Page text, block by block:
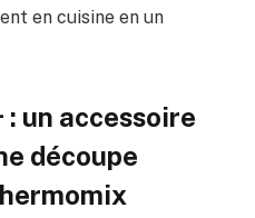
en cuisine en un
un accessoire
découpe